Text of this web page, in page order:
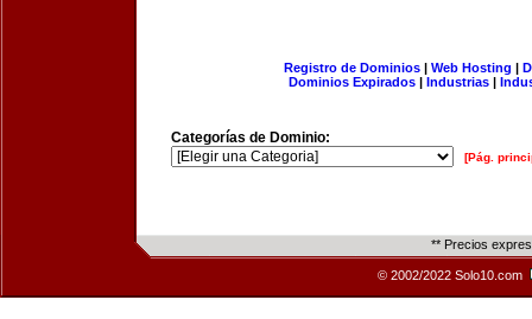
Registro de Dominios| Web Hosting |
Dominios Expirados | Industrias |
Categorías de Dominio:
[Pág.
** Precios
© 2002/2022 Solo10.com